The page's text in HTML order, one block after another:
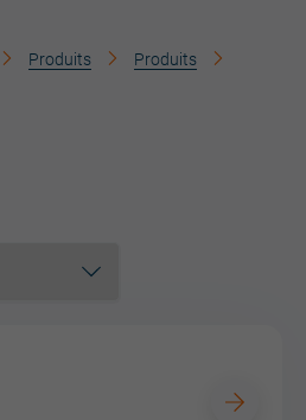
Produits
Produits